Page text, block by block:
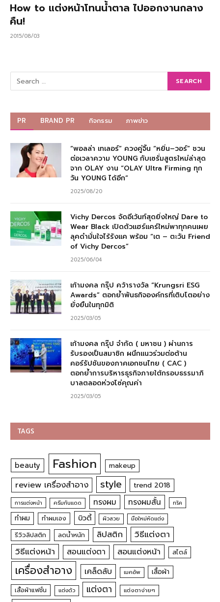
How to แต่งหน้าโทนน้ำตาล ไปออกงานกลาง
คืน!
2015/08/03
PR BRAND PR กิจกรรม ภาพข่าว
“พอลล่า เทเลอร์” ควงคู่จิ้น “หยิ่น–วอร์” ชวน
ต่อเวลาความ YOUNG กับเซรั่มสูตรใหม่ล่าสุด
จาก OLAY งาน “OLAY Ultra Firming ทุก
วัน YOUNG ได้อีก”
2025/08/20
Vichy Dercos จัดอีเว้นท์สุดยิ่งใหญ่ Dare to
Wear Black เปิดตัวแฮร์แคร์ใหม่พาทุกคนเผย
ลุคดำมั่นใจไร้รังแค พร้อม “เต – ตะวัน Friend
of Vichy Dercos”
2025/06/04
เก้ามงคล กรุ๊ป คว้ารางวัล “Krungsri ESG
Awards” ตอกย้ำพันธกิจองค์กรที่เติบโตอย่าง
ยั่งยืนในทุกมิติ
2025/03/05
เก้ามงคล กรุ๊ป จำกัด ( มหาชน ) ผ่านการ
รับรองเป็นสมาชิก ผนึกแนวร่วมต่อต้าน
คอร์รัปชันของภาคเอกชนไทย ( CAC )
ตอกย้ำการบริหารธุรกิจภายใต้กรอบธรรมาภิ
บาลตลอดห่วงโซ่คุณค่า
2025/03/05
TAGS
beauty Fashion makeup
review เครื่องสำอาง style trend 2018
การแต่งหน้า ครีมกันแดด ทรงผม ทรงผมสั้น ทริค
ทำผม ทำผมเอง บิวตี้ ผิวสวย มือใหม่หัดแต่ง
รีวิวลิปสติก ลดน้ำหนัก ลิปสติก
วิธีแต่งตา
วิธีแต่งหน้า
สอนแต่งตา สอนแต่งหน้า สไตล์
เครื่องสำอาง เคล็ดลับ เมคอัพ เสื้อผ้า
เสื้อผ้าแฟชั่น แต่งตัว แต่งตา แต่งตาง่ายๆ